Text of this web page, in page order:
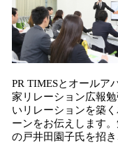
PR TIMESとオールア
家リレーション広報
いリレーションを築
ーンをお伝えします
の戸井田園子氏を招